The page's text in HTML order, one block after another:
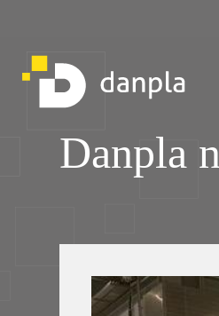
Danpla